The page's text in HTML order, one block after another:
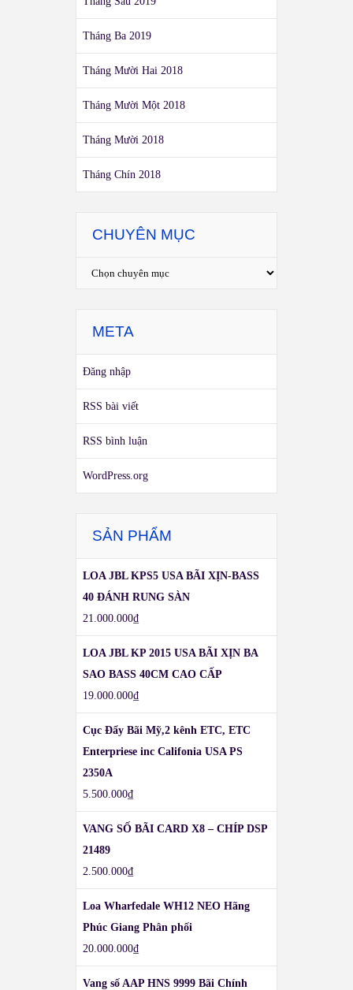
Tháng Ba 2019
Tháng Mười Hai 2018
Tháng Mười Một 2018
Tháng Mười 2018
Tháng Chín 2018
CHUYÊN MỤC
META
Đăng nhập
RSS bài viết
RSS bình luận
WordPress.org
SẢN PHẨM
LOA JBL KPS5 USA BÃI XỊN-BASS
40 ĐÁNH RUNG SÀN
21.000.000₫
LOA JBL KP 2015 USA BÃI XỊN BA
SAO BASS 40CM CAO CẤP
19.000.000₫
Cục Đẩy Bãi Mỹ,2 kênh ETC, ETC
Enterpriese inc Califonia USA PS
2350A
5.500.000₫
VANG SỐ BÃI CARD X8 – CHÍP DSP
21489
2.500.000₫
Loa Wharfedale WH12 NEO Hãng
Phúc Giang Phân phối
20.000.000₫
Vang số AAP HNS 9999 Bãi Chính